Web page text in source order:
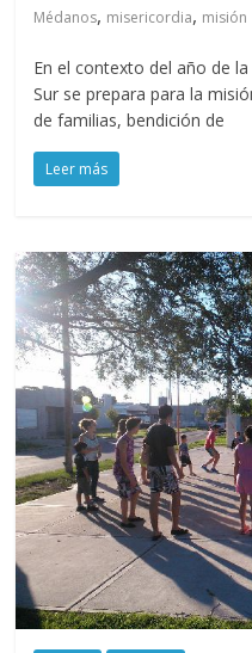
Médanos, misericordia, misión
En el contexto del año de
Sur se prepara para la
de familias, bendición de
Leer más